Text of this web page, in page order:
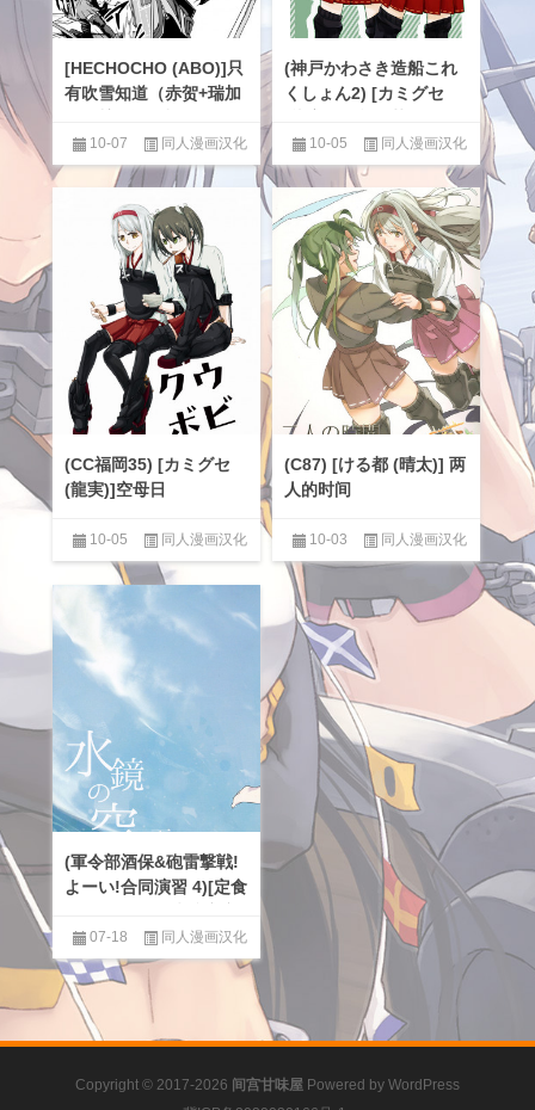
[HECHOCHO (ABO)]只
有吹雪知道（赤贺+瑞加
10-07
同人漫画汉化
区,百合
(神戸かわさき造船これ
くしょん2) [カミグセ
10-05
同人漫画汉化
区,
(CC福岡35) [カミグセ
(龍実)]空母日
10-05
同人漫画汉化
百合
(C87) [ける都 (晴太)] 两
人的时间
10-03
同人漫画汉化
区,百合
(軍令部酒保&砲雷撃戦!
よーい!合同演習 4)[定食
（下）
07-18
同人漫画汉化
区,百合
Copyright © 2017-2026 间宫甘味屋 Powered by WordPress